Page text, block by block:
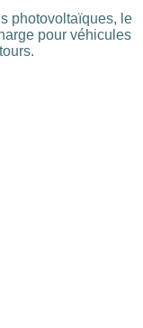
photovoltaïques, le
pour véhicules